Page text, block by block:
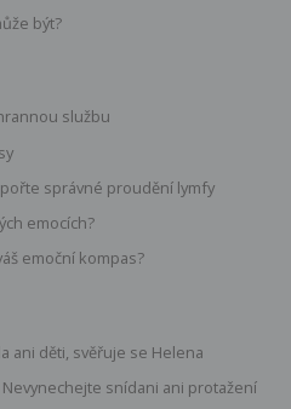
být?
službu
správné proudění lymfy
emocích?
emoční kompas?
ani děti, svěřuje se Helena
snídani ani protažení